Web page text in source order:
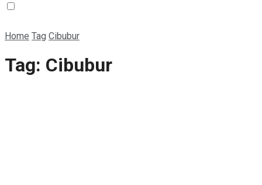
Home Tag Cibubur
Tag: Cibubur